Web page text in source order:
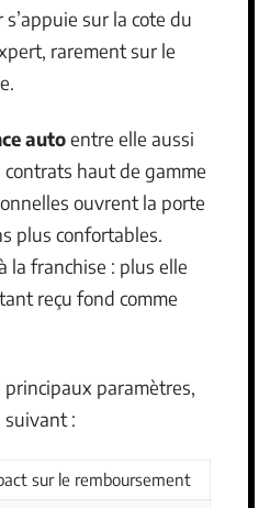
s’appuie sur la cote du
rarement sur le
autoentre elle aussi
contrats haut de gamme
ouvrent la porte
plus confortables.
franchise : plus elle
reçu fond comme
paramètres,
suivant :
sur le remboursement